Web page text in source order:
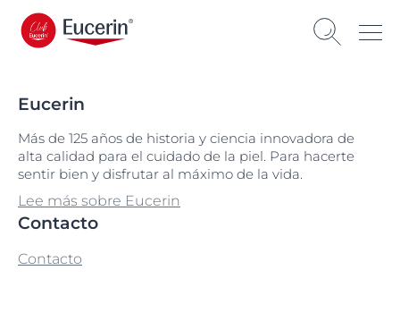
Eucerin
Más de 125 años de historia y ciencia innovadora de
alta calidad para el cuidado de la piel. Para hacerte
sentir bien y disfrutar al máximo de la vida.
Lee más sobre Eucerin
Contacto
Contacto